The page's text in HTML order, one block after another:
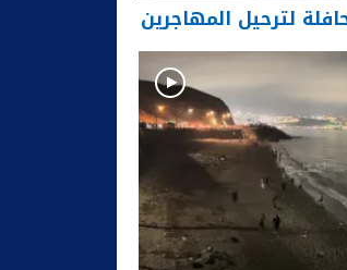
لترحيل المهاجرين